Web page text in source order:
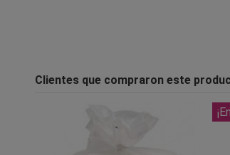
Clientes que compraron este